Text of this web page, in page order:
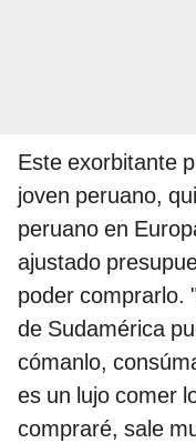
Este exorbitante
joven peruano,
peruano en
ajustado
poder comprarlo.
de Sudamérica
cómanlo,
es un lujo comer
compraré, sale